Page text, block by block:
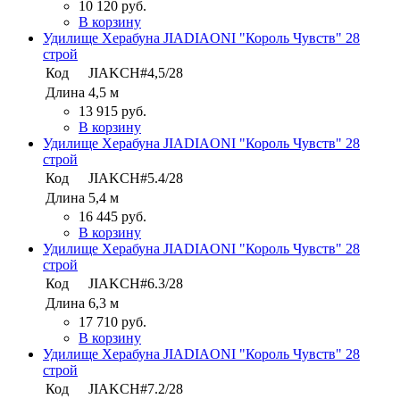
10 120 руб.
В корзину
Удилище Херабуна JIADIAONI "Король Чувств" 28
строй
Код
JIAKCH#4,5/28
Длина 4,5 м
13 915 руб.
В корзину
Удилище Херабуна JIADIAONI "Король Чувств" 28
строй
Код
JIAKCH#5.4/28
Длина 5,4 м
16 445 руб.
В корзину
Удилище Херабуна JIADIAONI "Король Чувств" 28
строй
Код
JIAKCH#6.3/28
Длина 6,3 м
17 710 руб.
В корзину
Удилище Херабуна JIADIAONI "Король Чувств" 28
строй
Код
JIAKCH#7.2/28